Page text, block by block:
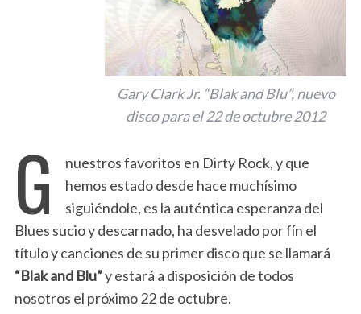
Gary Clark Jr. “Blak and Blu”, nuevo
disco para el 22 de octubre 2012
G
nuestros favoritos en Dirty Rock, y que
hemos estado desde hace muchísimo
siguiéndole, es la auténtica esperanza del
Blues sucio y descarnado, ha desvelado por fín el
título y canciones de su primer disco que se llamará
“Blak and Blu”y estará a disposición de todos
nosotros el próximo 22 de octubre.